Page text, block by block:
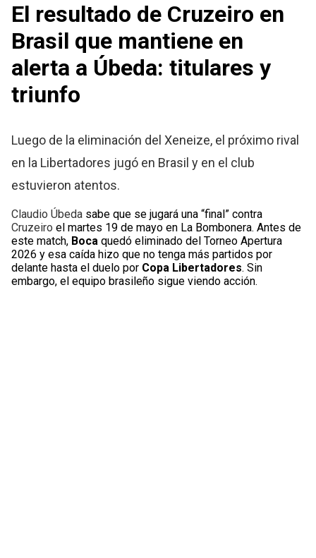
El resultado de Cruzeiro en
Brasil que mantiene en
alerta a Úbeda: titulares y
triunfo
Luego de la eliminación del Xeneize, el próximo rival
en la Libertadores jugó en Brasil y en el club
estuvieron atentos.
Claudio Úbeda sabe que se jugará una “final” contra
Cruzeiro el martes 19 de mayo en La Bombonera. Antes de
este match, Bocaquedó eliminado del Torneo Apertura
2026 y esa caída hizo que no tenga más partidos por
delante hasta el duelo por Copa Libertadores. Sin
embargo, el equipo brasileño sigue viendo acción.